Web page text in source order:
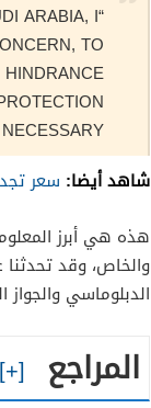
ARABIA, I
TO
شاهد أيضا: سعر تجديد
هذه هي أبرز
والخاص، وقد تحدثنا
الدبلوماسي
المراجع